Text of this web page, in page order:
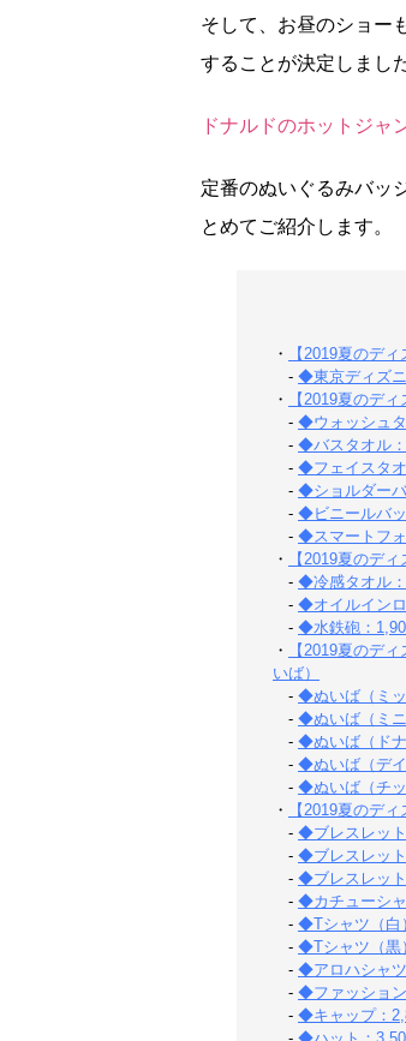
そして、お昼のショー
することが決定しました
ドナルドのホットジャ
定番のぬいぐるみバッ
とめてご紹介します。
・
【2019夏のデ
- ◆東京ディズ
・
【2019夏のデ
- ◆ウォッシュ
- ◆バスタオル
- ◆フェイスタ
- ◆ショルダー
- ◆ビニールバ
- ◆スマートフ
・
【2019夏のデ
- ◆冷感タオル
- ◆オイルイン
- ◆水鉄砲：
・
【2019夏のデ
いば）
- ◆ぬいば（ミ
- ◆ぬいば（ミ
- ◆ぬいば（ド
- ◆ぬいば（デ
- ◆ぬいば（チ
・
【2019夏のデ
- ◆ブレスレッ
- ◆ブレスレッ
- ◆ブレスレッ
- ◆カチューシ
- ◆Tシャツ（白
- ◆Tシャツ（黒
- ◆アロハシャ
- ◆ファッショ
- ◆キャップ：